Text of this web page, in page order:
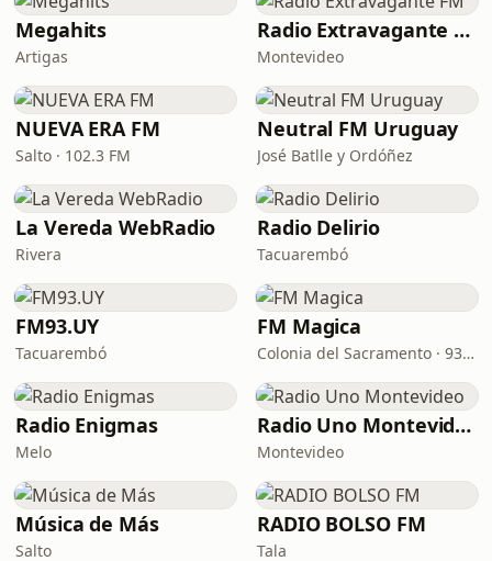
Megahits
Artigas
Radio Extravagante FM
Montevideo
NUEVA ERA FM
Salto · 102.3 FM
Neutral FM Uruguay
José Batlle y Ordóñez
La Vereda WebRadio
Rivera
Radio Delirio
Tacuarembó
FM93.UY
Tacuarembó
FM Magica
Colonia del Sacramento · 93.5 FM
Radio Enigmas
Melo
Radio Uno Montevideo
Montevideo
Música de Más
Salto
RADIO BOLSO FM
Tala